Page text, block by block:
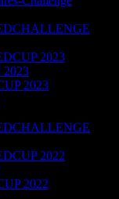
2023
2023
2022
2022